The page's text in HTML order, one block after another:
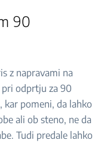
90
z napravami na
odprtju za 90
kar pomeni, da lahko
ali ob steno, ne da
Tudi predale lahko